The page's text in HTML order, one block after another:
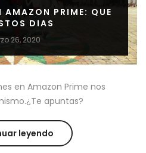
AMAZON PRIME: QUE
DIAS
26, 2020
en Amazon Prime nos
apuntas?
leyendo“CINE